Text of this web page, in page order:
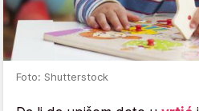
Foto: Shutterstock